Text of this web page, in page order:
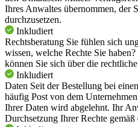
Ihres Anwaltes übernommen, der
durchzusetzen.
Inkludiert
Rechtsberatung Sie fühlen sich
wissen, welche Rechte Sie
können Sie sich über die
Inkludiert
Daten Seit der Bestellung bei
häufig Post von dem
Ihrer Daten wird abgelehnt. Ihr
Durchsetzung Ihrer Rechte